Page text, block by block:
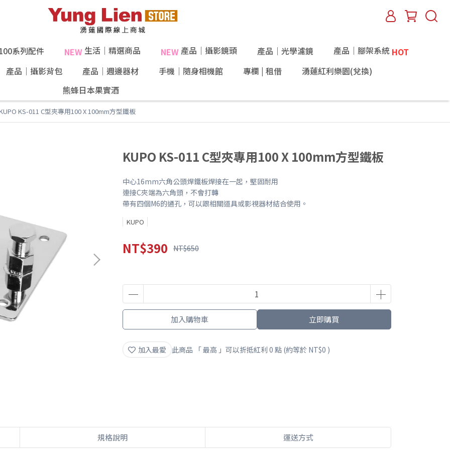
系列配件 NEW生活｜精選商品 NEW產品｜攝影鏡頭 產品｜光學濾鏡 產品｜腳架系統HOT
產品｜攝影背包
產品｜週邊器材 手機｜隨身相機館 專欄 | 租借
湧蓮紅利樂園(兌換)
熊蜂日本果實酒
KS-011 C型夾專用100 X 100mm方型鐵板
KUPO KS-011 C型夾專用100 X 100mm方型鐵板
中心16mm六角公頭焊鐵板焊接在一起，堅固耐用
連接C夾端為六角頭，不會打轉
帶有四個M6的通孔，可以跟相關道具或影視器材結合使用。
KUPO
NT$390 NT$650
加入購物車 立即購買
加入最愛 此商品 「 最高 」可以折抵紅利 0 點 (約等於 NT$0 )
規格說明 運送方式